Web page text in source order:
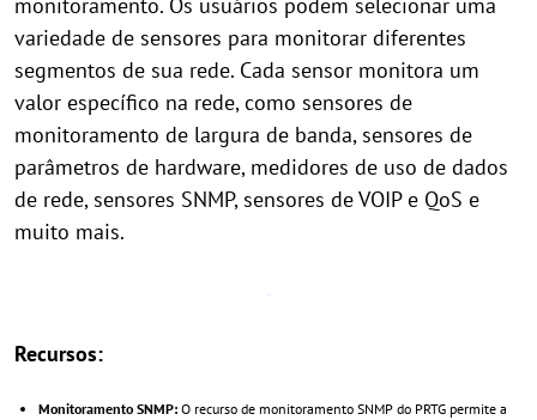
variedade de sensores para monitorar diferentes
segmentos de sua rede. Cada sensor monitora um
valor específico na rede, como sensores de
monitoramento de largura de banda, sensores de
parâmetros de hardware, medidores de uso de dados
de rede, sensores SNMP, sensores de VOIP e QoS e
muito mais.
Recursos:
Monitoramento SNMP: O recurso de monitoramento SNMP do PRTG permite a